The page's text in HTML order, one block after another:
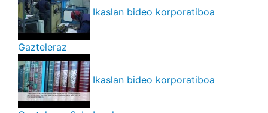
Ikaslan bideo korporatiboa
Gazteleraz
Ikaslan bideo korporatiboa